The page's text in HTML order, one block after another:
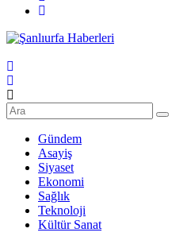
Şanlıurfa
Haberleri
Son
Şanlıurfa
Haberleri
Gündem
Asayiş
Siyaset
Ekonomi
Sağlık
Teknoloji
Kültür Sanat